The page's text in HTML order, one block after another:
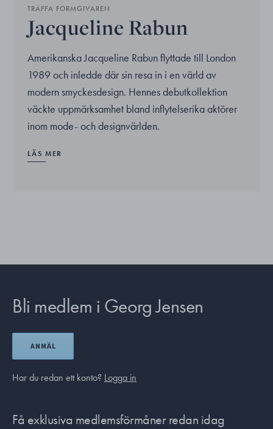
TRÄFFA FORMGIVAREN
Jacqueline Rabun
Amerikanska Jacqueline Rabun flyttade till London
1989 och inledde där sin resa in i en värld av
modern smyckesdesign. Hennes debutkollektion
väckte uppmärksamhet bland inflytelserika aktörer
inom mode- och designvärlden.
LÄS MER
Bli medlem i Georg Jensen
ANMÄL
Har du redan ett konto? Logga in
Få exklusiva medlemsförmåner redan idag